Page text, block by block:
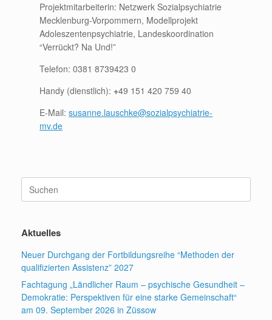
Projektmitarbeiterin: Netzwerk Sozialpsychiatrie
Mecklenburg-Vorpommern, Modellprojekt
Adoleszentenpsychiatrie, Landeskoordination
“Verrückt? Na Und!”
Telefon: 0381 8739423 0
Handy (dienstlich):+49 151 420 759 40
E-Mail:susanne.lauschke@sozialpsychiatrie-
mv.de
nach:
Aktuelles
Neuer Durchgang der Fortbildungsreihe “Methoden der
qualifizierten Assistenz” 2027
Fachtagung „Ländlicher Raum – psychische Gesundheit –
Demokratie: Perspektiven für eine starke Gemeinschaft“
am 09. September 2026 in Züssow